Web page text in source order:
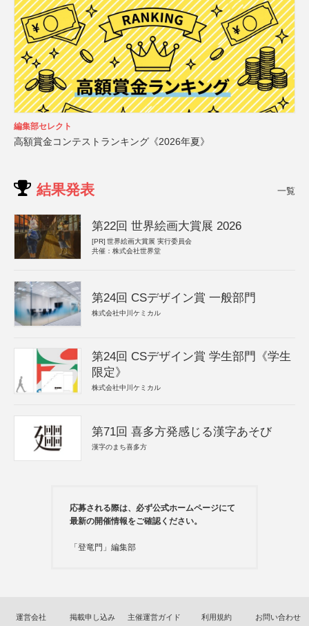
編集部セレクト
高額賞金コンテストランキング《2026年夏》
結果発表 一覧
第22回 世界絵画大賞展 2026
[PR] 世界絵画大賞展 実行委員会
共催：株式会社世界堂
第24回 CSデザイン賞 一般部門
株式会社中川ケミカル
第24回 CSデザイン賞 学生部門《学生
限定》
株式会社中川ケミカル
第71回 喜多方発感じる漢字あそび
漢字のまち喜多方
応募される際は、必ず公式ホームページにて
最新の開催情報をご確認ください。
「登竜門」編集部
運営会社 掲載申し込み 主催運営ガイド 利用規約 お問い合わせ